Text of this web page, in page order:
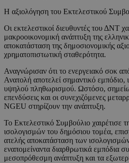
Η αξιολόγηση του Εκτελεστικού
Οι εκτελεστικοί διευθυντές του ΔΝΤ
μακροοικονομική ανάπτυξη της
αποκατάσταση της δημοσιονομικής
χρηματοπιστωτική σταθερότητα.
Αναγνώρισαν ότι το ενεργειακό σοκ
Ανατολή αποτελεί σημαντικό εμπόδιο,
υψηλού πληθωρισμού. Ωστόσο,
επενδύσεις και οι συνεχιζόμενες
NGEU στηρίζουν την ανάπτυξη.
Το Εκτελεστικό Συμβούλιο χαιρέτισε
ισολογισμών του δημόσιου τομέα,
ατελής αποκατάσταση των
εναπομείναντα διαρθρωτικά εμπόδια
μεσοπρόθεσμη ανάπτυξη και τα